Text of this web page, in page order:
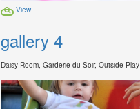
View
gallery 4
Daisy Room, Garderie du Soir, Outside